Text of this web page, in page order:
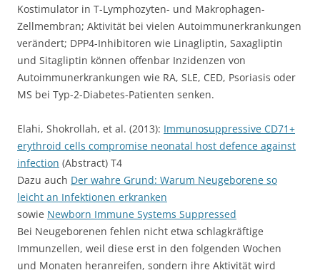
Kostimulator in T-Lymphozyten- und Makrophagen-
Zellmembran; Aktivität bei vielen Autoimmunerkrankungen
verändert; DPP4-Inhibitoren wie Linagliptin, Saxagliptin
und Sitagliptin können offenbar Inzidenzen von
Autoimmunerkrankungen wie RA, SLE, CED, Psoriasis oder
MS bei Typ-2-Diabetes-Patienten senken.
Elahi, Shokrollah, et al. (2013): Immunosuppressive CD71+
erythroid cells compromise neonatal host defence against
infection (Abstract) T4
Dazu auch Der wahre Grund: Warum Neugeborene so
leicht an Infektionen erkranken
sowie Newborn Immune Systems Suppressed
Bei Neugeborenen fehlen nicht etwa schlagkräftige
Immunzellen, weil diese erst in den folgenden Wochen
und Monaten heranreifen, sondern ihre Aktivität wird